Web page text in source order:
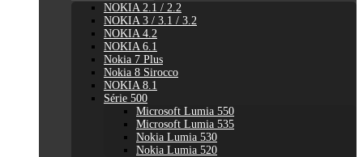
NOKIA 2.1 / 2.2
NOKIA 3 / 3.1 / 3.2
NOKIA 4.2
NOKIA 6.1
Nokia 7 Plus
Nokia 8 Sirocco
NOKIA 8.1
Série 500
Microsoft Lumia 550
Microsoft Lumia 535
Nokia Lumia 530
Nokia Lumia 520